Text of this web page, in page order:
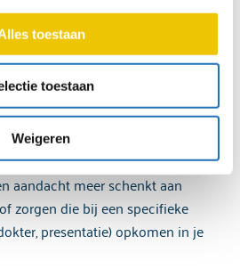
dat je de video’s niet op
altijd intrekken/wijzigen via de
linksonder in beeld is.
over onze cookies, kun je
de verwerking van
je in onze
toestaan
toestaan
Weigeren
bijvoorbeeld een bodyscan te
om ook dan de regie te krijgen
in het nu te komen.
maken
heel specifiek te leggen op iets in
aandacht meer schenkt aan
zorgen die bij een specifieke
presentatie) opkomen in je